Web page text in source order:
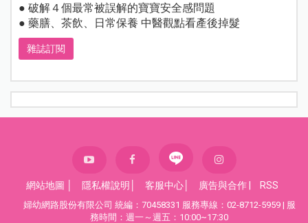
● 破解４個最常被誤解的寶寶安全感問題
● 藥膳、茶飲、日常保養 中醫觀點看產後掉髮
雜誌訂閱
網站地圖 隱私權說明 客服中心 廣告與合作 RSS
婦幼網路股份有限公司 統編：70458331 服務專線：02-8712-5959 | 服
務時間：週一～週五：10:00~17:30